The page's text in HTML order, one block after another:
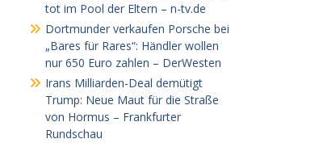
tot im Pool der Eltern – n-tv.de
Dortmunder verkaufen Porsche bei
„Bares für Rares“: Händler wollen
nur 650 Euro zahlen – DerWesten
Irans Milliarden-Deal demütigt
Trump: Neue Maut für die Straße
von Hormus – Frankfurter
Rundschau